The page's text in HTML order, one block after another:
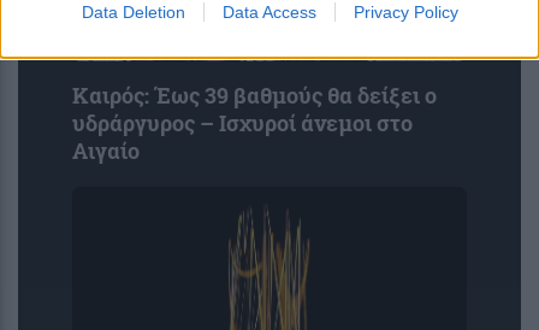
Data Deletion Data Access Privacy Policy
Καιρός: Έως 39 βαθμούς θα δείξει ο
υδράργυρος – Ισχυροί άνεμοι στο
Αιγαίο